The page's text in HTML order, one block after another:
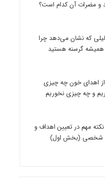
و مضرات آن کدام است؟
دلیلی که نشان می‌دهد چرا
گرسنه هستید
اهدای خون چه چیزی
و چه چیزی نخوریم
مهم در تعیین اهداف و
شخصی (بخش اول)